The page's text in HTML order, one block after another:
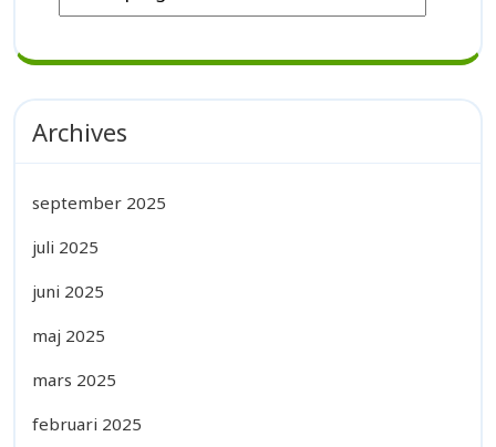
Archives
september 2025
juli 2025
juni 2025
maj 2025
mars 2025
februari 2025